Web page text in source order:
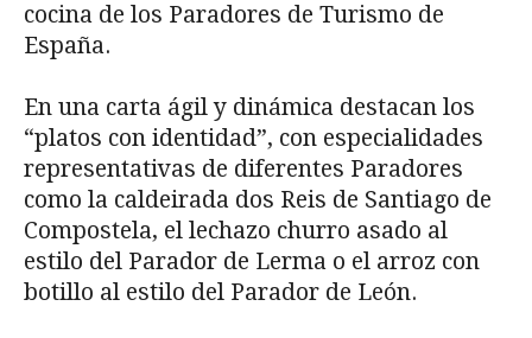
cocina de los Paradores de Turismo de
España.
En una carta ágil y dinámica destacan los
“platos con identidad”, con especialidades
representativas de diferentes Paradores
como la caldeirada dos Reis de Santiago de
Compostela, el lechazo churro asado al
estilo del Parador de Lerma o el arroz con
botillo al estilo del Parador de León.